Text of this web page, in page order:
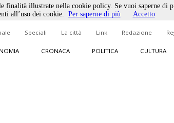
Speciali La città Link Redazione
CRONACA POLITICA CULTURA
illustrate nella cookie policy. Se vuoi saperne di
all’uso dei cookie. Per saperne di più Accetto